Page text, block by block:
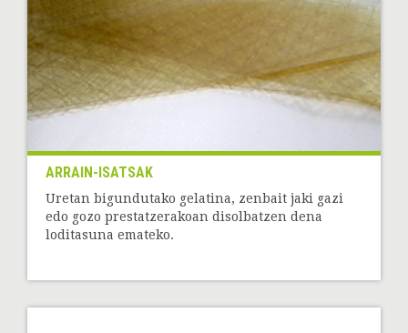
ARRAIN-ISATSAK
Uretan bigundutako gelatina, zenbait jaki gazi
edo gozo prestatzerakoan disolbatzen dena
loditasuna emateko.